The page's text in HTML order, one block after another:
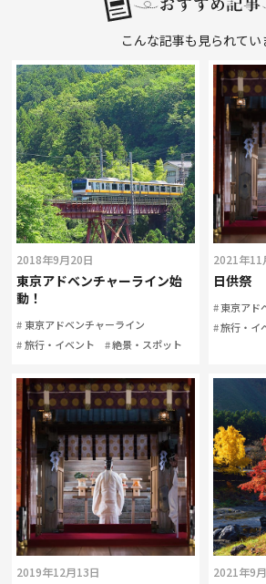
こんな記事も見られてい
2018年9月20日
東京アドベンチャーライン始
動！
東京アドベンチャーライン
旅行・イベント
絶景・スポット
2021年11
日供祭
東京アド
旅行・イ
2019年12月13日 2021年9